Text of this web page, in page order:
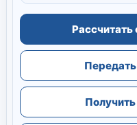
Рассчитать